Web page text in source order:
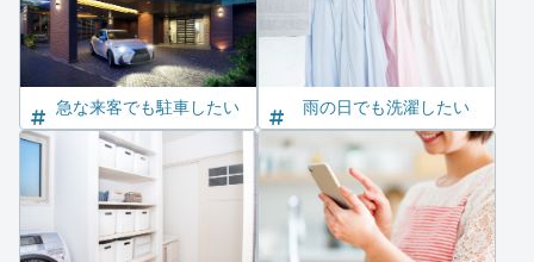
急な来客でも駐車したい 雨の日でも洗濯したい